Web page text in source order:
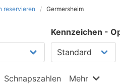
reservieren Germersheim
Kennzeichen -
Schnapszahlen Mehr